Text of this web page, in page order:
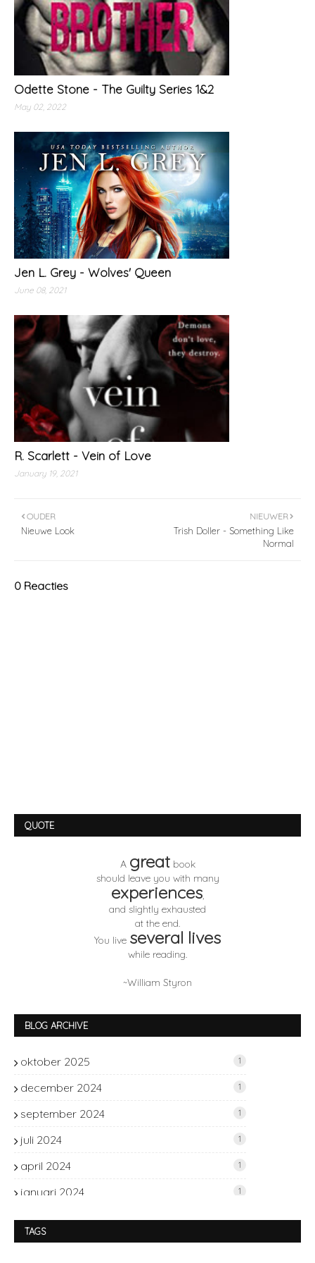
Odette Stone - The Guilty Series 1&2
May 02, 2022
Jen L. Grey - Wolves' Queen
June 08, 2021
R. Scarlett - Vein of Love
January 19, 2021
NIEUWER
Trish Doller - Something Like
Normal
OUDER
Nieuwe Look
0 Reacties
QUOTE
A greatbook
should leave you with many
experiences,
and slightly exhausted
at the end.
You live several lives
while reading.
~William Styron
BLOG ARCHIVE
oktober 2025 1
december 2024 1
september 2024 1
juli 2024 1
april 2024 1
januari 2024 1
november 2023
oktober 2023 1
TAGS